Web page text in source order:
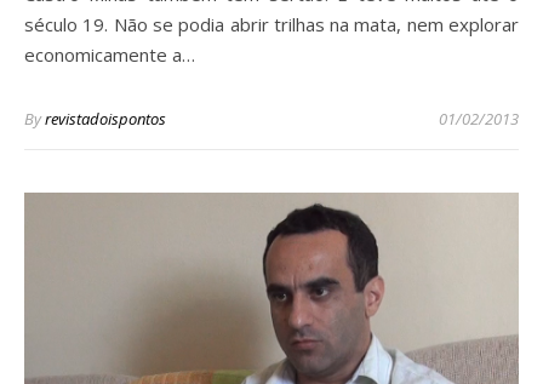
século 19. Não se podia abrir trilhas na mata, nem explorar
economicamente a…
Byrevistadoispontos 01/02/2013